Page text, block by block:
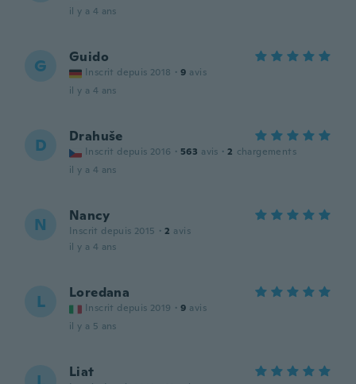
il y a 4 ans
G Guido
Inscrit depuis 2018 · 9 avis
il y a 4 ans
D Drahuše
Inscrit depuis 2016 · 563 avis · 2 chargements
il y a 4 ans
N Nancy
Inscrit depuis 2015 · 2 avis
il y a 4 ans
L Loredana
Inscrit depuis 2019 · 9 avis
il y a 5 ans
Liat